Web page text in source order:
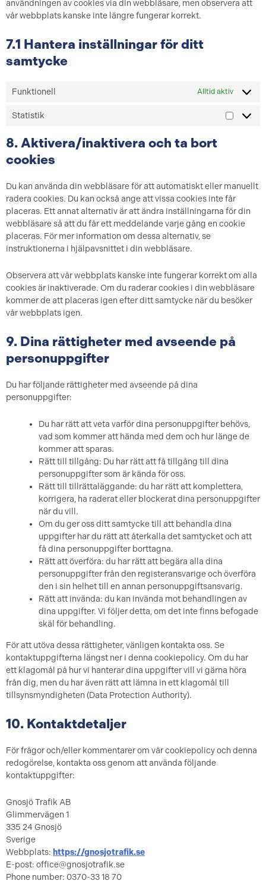
användningen av cookies via din webbläsare, men observera att
vår webbplats kanske inte längre fungerar korrekt.
7.1 Hantera inställningar för ditt
samtycke
Funktionell Alltid aktiv
Statistik
8. Aktivera/inaktivera och ta bort
cookies
Du kan använda din webbläsare för att automatiskt eller manuellt
radera cookies. Du kan också ange att vissa cookies inte får
placeras. Ett annat alternativ är att ändra inställningarna för din
webbläsare så att du får ett meddelande varje gång en cookie
placeras. För mer information om dessa alternativ, se
instruktionerna i hjälpavsnittet i din webbläsare.
Observera att vår webbplats kanske inte fungerar korrekt om alla
cookies är inaktiverade. Om du raderar cookies i din webbläsare
kommer de att placeras igen efter ditt samtycke när du besöker
vår webbplats igen.
9. Dina rättigheter med avseende på
personuppgifter
Du har följande rättigheter med avseende på dina
personuppgifter:
Du har rätt att veta varför dina personuppgifter behövs,
vad som kommer att hända med dem och hur länge de
kommer att sparas.
Rätt till tillgång: Du har rätt att få tillgång till dina
personuppgifter som är kända för oss.
Rätt till tillrättaläggande: du har rätt att komplettera,
korrigera, ha raderat eller blockerat dina personuppgifter
när du vill.
Om du ger oss ditt samtycke till att behandla dina
uppgifter har du rätt att återkalla det samtycket och att
få dina personuppgifter borttagna.
Rätt att överföra: du har rätt att begära alla dina
personuppgifter från den registeransvarige och överföra
den i sin helhet till en annan personuppgiftsansvarig.
Rätt att invända: du kan invända mot behandlingen av
dina uppgifter. Vi följer detta, om det inte finns befogade
skäl för behandling.
För att utöva dessa rättigheter, vänligen kontakta oss. Se
kontaktuppgifterna längst ner i denna cookiepolicy. Om du har
ett klagomål på hur vi hanterar dina uppgifter vill vi gärna höra
från dig, men du har även rätt att lämna in ett klagomål till
tillsynsmyndigheten (Data Protection Authority).
10. Kontaktdetaljer
För frågor och/eller kommentarer om vår cookiepolicy och denna
redogörelse, kontakta oss genom att använda följande
kontaktuppgifter:
Gnosjö Trafik AB
Glimmervägen 1
335 24 Gnosjö
Sverige
Webbplats: https://gnosjotrafik.se
E-post: office@gnosjotrafik.se
Phone number: 0370-33 18 70